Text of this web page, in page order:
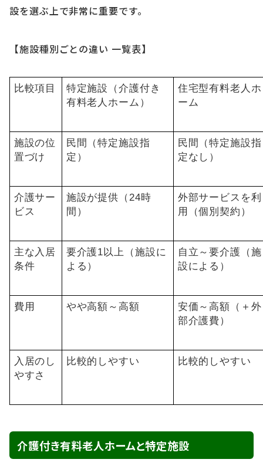
設を選ぶ上で非常に重要です。
【施設種別ごとの違い 一覧表】
比較項目
特定施設（介護付き
有料老人ホーム）
住宅型有料老人ホ
ーム
施設の位
置づけ
民間（特定施設指
定）
民間（特定施設指
定なし）
介護サー
ビス
施設が提供（24時
間）
外部サービスを利
用（個別契約）
主な入居
条件
要介護1以上（施設に
よる）
自立～要介護（施
設による）
費用 やや高額～高額
安価～高額（＋外
部介護費）
入居のし
やすさ
比較的しやすい 比較的しやすい
介護付き有料老人ホームと特定施設